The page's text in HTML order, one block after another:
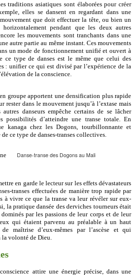
traditions asiatiques sont élaborées pour créer
elles se dansent en regardant dans une
que doit effectuer la tête, ou bien un
pendant que les deux autres
les mouvements sont tranchants dans une
autre partie au même instant. Ces mouvements
un mode de fonctionnement unifié et ouvert à
ce type de danses est le même que celui des
: unifier ce qui est divisé par l’expérience de la
de la conscience.
en groupe apportent une densification plus rapide
rester dans le mouvement jusqu’à l’extase mais
danseurs empêche certains de se lâcher
possibilités d’atteindre une transe totale. En
kanaga chez les Dogons, tourbillonnante et
ce type de danses-transes collectives.
Danse-transe des Dogons au Mali
en garde le lecteur sur les effets dévastateurs
transes effectuées de manière trop rapide par
à vivre ce que la transe va leur révéler sur eux-
la pratique dansée des derviches tourneurs était
par les passions de leur corps et de leur
qui étaient parvenu au préalable à un haut
maîtrise d’eux-mêmes par l’ascèse et qui
la volonté de Dieu.
attire une énergie précise, dans une